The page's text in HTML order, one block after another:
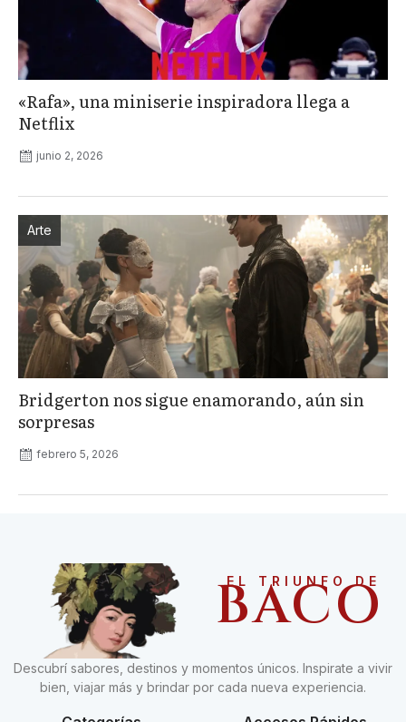
«Rafa», una miniserie inspiradora llega a
Netflix
junio 2, 2026
Arte
Bridgerton nos sigue enamorando, aún sin
sorpresas
febrero 5, 2026
EL TRIUNFO DE
BACO
Descubrí sabores, destinos y momentos únicos. Inspirate a vivir
bien, viajar más y brindar por cada nueva experiencia.